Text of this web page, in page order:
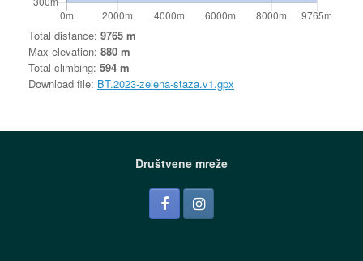
Total distance: 9765 m
Max elevation: 880 m
Total climbing: 594 m
Download file: BT.2023-zelena-staza.v1.gpx
Društvene mreže